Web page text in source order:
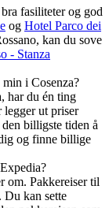
fasiliteter og god
og Hotel Parco dei
kan du sove
- Stanza
i Cosenza?
har du én ting
legger ut priser
billigste tiden å
og finne billige
om. Pakkereiser til
Du kan sette